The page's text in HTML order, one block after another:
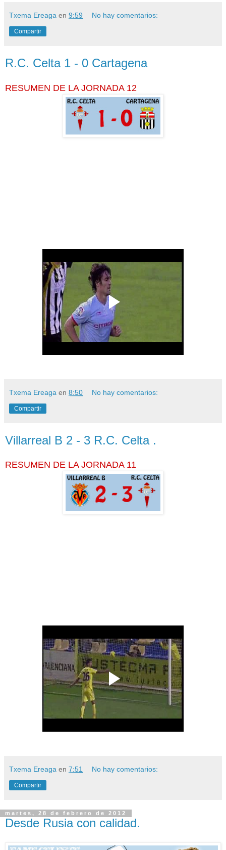
Txema Ereaga en 9:59 No hay comentarios:
Compartir
R.C. Celta 1 - 0 Cartagena
RESUMEN DE LA JORNADA 12
Txema Ereaga en 8:50 No hay comentarios:
Compartir
Villarreal B 2 - 3 R.C. Celta .
RESUMEN DE LA JORNADA 11
Txema Ereaga en 7:51 No hay comentarios:
Compartir
martes, 28 de febrero de 2012
Desde Rusia con calidad.